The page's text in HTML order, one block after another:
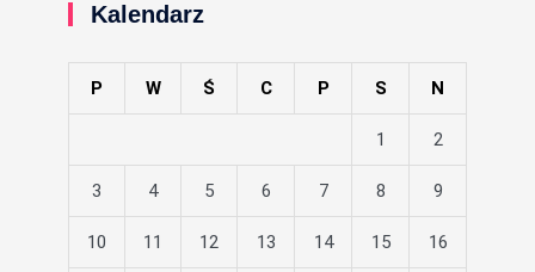
Kalendarz
P W Ś C P S N
1 2
3 4 5 6 7 8 9
10 11 12 13 14 15 16